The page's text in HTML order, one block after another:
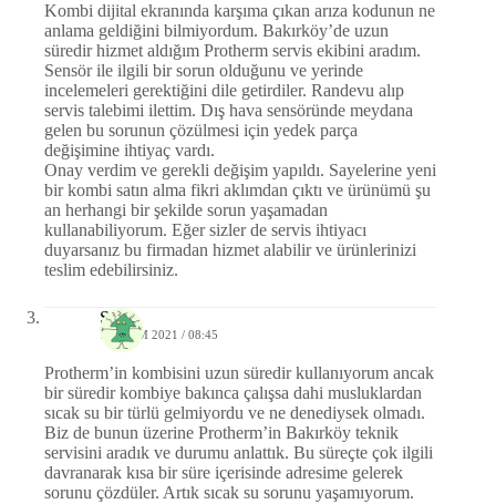
Kombi dijital ekranında karşıma çıkan arıza kodunun ne
anlama geldiğini bilmiyordum. Bakırköy’de uzun
süredir hizmet aldığım Protherm servis ekibini aradım.
Sensör ile ilgili bir sorun olduğunu ve yerinde
incelemeleri gerektiğini dile getirdiler. Randevu alıp
servis talebimi ilettim. Dış hava sensöründe meydana
gelen bu sorunun çözülmesi için yedek parça
değişimine ihtiyaç vardı.
Onay verdim ve gerekli değişim yapıldı. Sayelerine yeni
bir kombi satın alma fikri aklımdan çıktı ve ürünümü şu
an herhangi bir şekilde sorun yaşamadan
kullanabiliyorum. Eğer sizler de servis ihtiyacı
duyarsanız bu firmadan hizmet alabilir ve ürünlerinizi
teslim edebilirsiniz.
Şule
12 EKIM 2021 / 08:45
Protherm’in kombisini uzun süredir kullanıyorum ancak
bir süredir kombiye bakınca çalışsa dahi musluklardan
sıcak su bir türlü gelmiyordu ve ne denediysek olmadı.
Biz de bunun üzerine Protherm’in Bakırköy teknik
servisini aradık ve durumu anlattık. Bu süreçte çok ilgili
davranarak kısa bir süre içerisinde adresime gelerek
sorunu çözdüler. Artık sıcak su sorunu yaşamıyorum.